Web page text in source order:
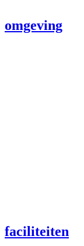
omgeving
faciliteiten